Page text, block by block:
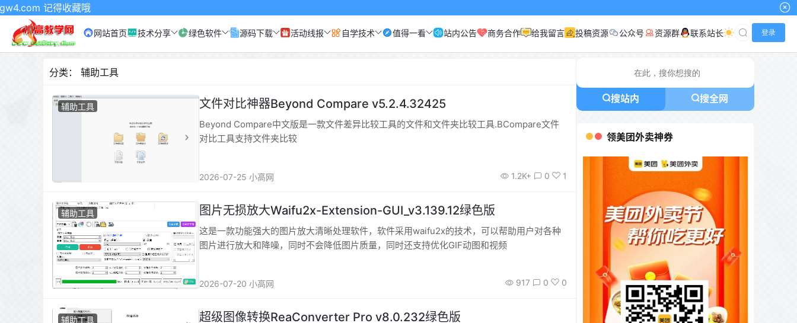
藏哦
网站首页 技术分享 绿色软件 源码下载 活动线报 自学技术 值得一看 站内公告 商务合作 给我留言 投稿资源 公众号 资源群 联系站长 登录
分类： 辅助工具
辅助工具 文件对比神器Beyond Compare v5.2.4.32425
Beyond Compare中文版是一款文件差异比较工具的文件和文件夹比较工具.BCompare文件
对比工具支持文件夹比较
2026-07-25 小高网 1.2K+ 0 1
辅助工具 图片无损放大Waifu2x-Extension-GUI_v3.139.12绿色版
这是一款功能强大的图片放大清晰处理软件，软件采用waifu2x的技术，可以帮助用户对各种
图片进行放大和降噪，同时不会降低图片质量，同时还支持优化GIF动图和视频
2026-07-20 小高网 917 0 0
辅助工具 超级图像转换ReaConverter Pro v8.0.232绿色版
搜站内 搜全网
领美团外卖神券